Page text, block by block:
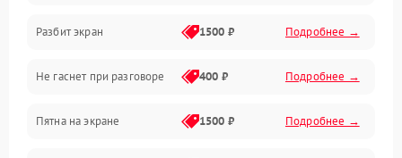
Проблемы с дисплеем и сенсором
Зарядка
Проблемы с питанием, зарядкой и аккумулятором
Разбит экран 1500 ₽ Подробнее →
Не гаснет при разговоре 400 ₽ Подробнее →
Пятна на экране 1500 ₽ Подробнее →